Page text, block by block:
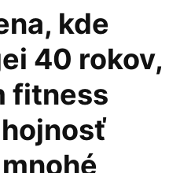
kde
40 rokov,
fitness